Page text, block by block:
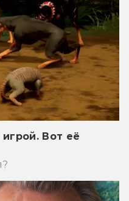
Вот её